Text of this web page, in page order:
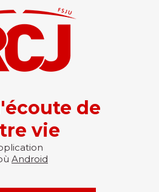
de
vie
Android